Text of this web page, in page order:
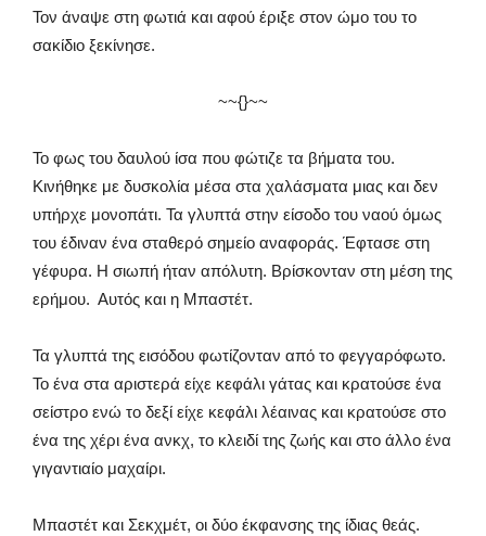
Τον άναψε στη φωτιά και αφού έριξε στον ώμο του το
σακίδιο ξεκίνησε.
~~{}~~
Το φως του δαυλού ίσα που φώτιζε τα βήματα του.
Κινήθηκε με δυσκολία μέσα στα χαλάσματα μιας και δεν
υπήρχε μονοπάτι. Τα γλυπτά στην είσοδο του ναού όμως
του έδιναν ένα σταθερό σημείο αναφοράς. Έφτασε στη
γέφυρα. Η σιωπή ήταν απόλυτη. Βρίσκονταν στη μέση της
ερήμου. Αυτός και η Μπαστέτ.
Τα γλυπτά της εισόδου φωτίζονταν από το φεγγαρόφωτο.
Το ένα στα αριστερά είχε κεφάλι γάτας και κρατούσε ένα
σείστρο ενώ το δεξί είχε κεφάλι λέαινας και κρατούσε στο
ένα της χέρι ένα ανκχ, το κλειδί της ζωής και στο άλλο ένα
γιγαντιαίο μαχαίρι.
Μπαστέτ και Σεκχμέτ, οι δύο έκφανσης της ίδιας θεάς.